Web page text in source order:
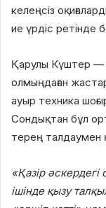
келеңсіз
ие үрдіс ретінде
Қарулы Күштер —
олмыңдаған
ауыр техника
Сондықтан бұл
терең талдаумен
«Қазір
ішінде қызу